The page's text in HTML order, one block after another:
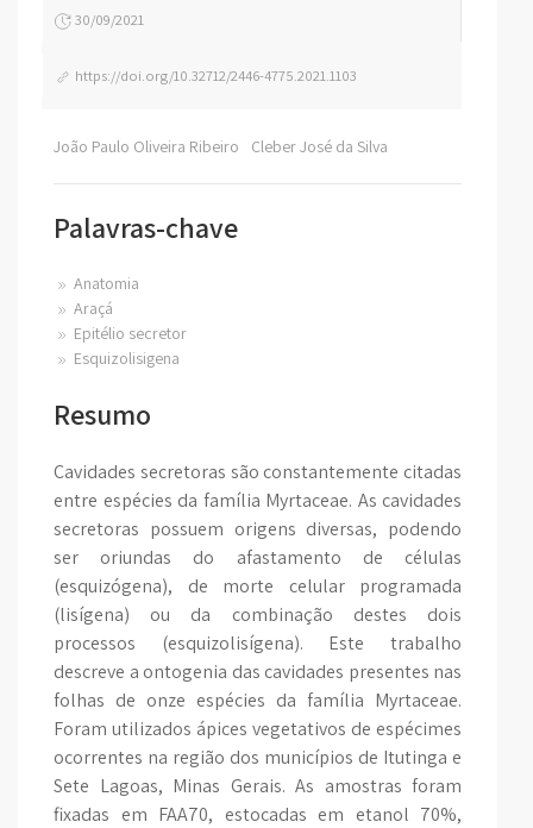
30/09/2021
https://doi.org/10.32712/2446-4775.2021.1103
João Paulo Oliveira Ribeiro Cleber José da Silva
Palavras-chave
Anatomia
Araçá
Epitélio secretor
Esquizolisigena
Resumo
Cavidades secretoras são constantemente citadas
entre espécies da família Myrtaceae. As cavidades
secretoras possuem origens diversas, podendo
ser oriundas do afastamento de células
(esquizógena), de morte celular programada
(lisígena) ou da combinação destes dois
processos (esquizolisígena). Este trabalho
descreve a ontogenia das cavidades presentes nas
folhas de onze espécies da família Myrtaceae.
Foram utilizados ápices vegetativos de espécimes
ocorrentes na região dos municípios de Itutinga e
Sete Lagoas, Minas Gerais. As amostras foram
fixadas em FAA70, estocadas em etanol 70%,